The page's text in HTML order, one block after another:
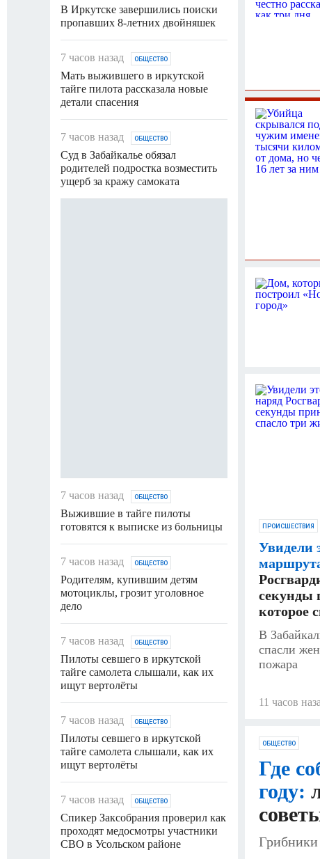
ПРОИСШЕСТВИЯ
Увидели
секунды
которое
В
спасли
пожара
11 часов
ОБЩЕСТВО
Где
году:
Грибники
В Иркутске завершились поиски
пропавших 8-летних двойняшек
7 часов назад ОБЩЕСТВО
Мать выжившего в иркутской
тайге пилота рассказала новые
детали спасения
7 часов назад ОБЩЕСТВО
Суд в Забайкалье обязал
родителей подростка возместить
ущерб за кражу самоката
7 часов назад ОБЩЕСТВО
Выжившие в тайге пилоты
готовятся к выписке из больницы
7 часов назад ОБЩЕСТВО
Родителям, купившим детям
мотоциклы, грозит уголовное
дело
7 часов назад ОБЩЕСТВО
Пилоты севшего в иркутской
тайге самолета слышали, как их
ищут вертолёты
7 часов назад ОБЩЕСТВО
Пилоты севшего в иркутской
тайге самолета слышали, как их
ищут вертолёты
7 часов назад ОБЩЕСТВО
Спикер Заксобрания проверил как
проходят медосмотры участники
СВО в Усольском районе
В Забайкалье суд
вернуть 800 тыс.
12-летний
3-летним братом
Куйтунском районе